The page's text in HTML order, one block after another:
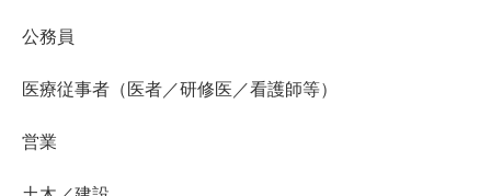
公務員
医療従事者（医者／研修医／看護師等）
営業